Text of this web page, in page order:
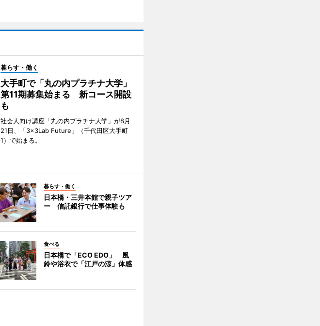
暮らす・働く
大手町で「丸の内プラチナ大学」
第11期募集始まる 新コース開設
も
社会人向け講座「丸の内プラチナ大学」が8月
21日、「3×3Lab Future」（千代田区大手町
1）で始まる。
暮らす・働く
日本橋・三井本館で親子ツア
ー 信託銀行で仕事体験も
食べる
日本橋で「ECO EDO」 風
鈴や浴衣で「江戸の涼」体感